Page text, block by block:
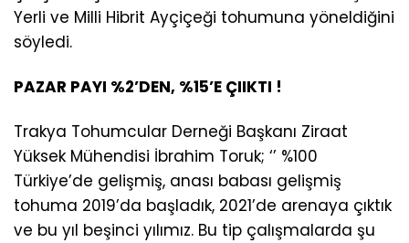
Yerli ve Milli Hibrit Ayçiçeği tohumuna yöneldiğini
söyledi.
PAZAR PAYI %2’DEN, %15’E ÇIIKTI !
Trakya Tohumcular Derneği Başkanı Ziraat
Yüksek Mühendisi İbrahim Toruk; ‘’ %100
Türkiye’de gelişmiş, anası babası gelişmiş
tohuma 2019’da başladık, 2021’de arenaya çıktık
ve bu yıl beşinci yılımız. Bu tip çalışmalarda şu